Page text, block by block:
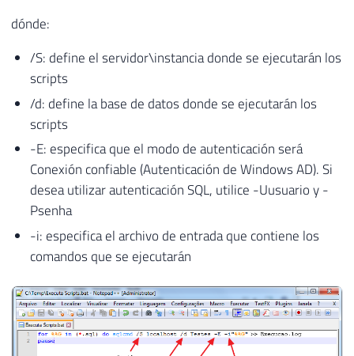
dónde:
/S: define el servidor\instancia donde se ejecutarán los
scripts
/d: define la base de datos donde se ejecutarán los
scripts
-E: especifica que el modo de autenticación será
Conexión confiable (Autenticación de Windows AD). Si
desea utilizar autenticación SQL, utilice -Uusuario y -
Psenha
-i: especifica el archivo de entrada que contiene los
comandos que se ejecutarán